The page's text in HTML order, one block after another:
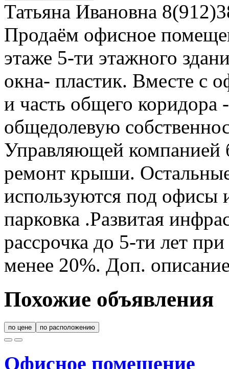
Татьяна Ивановна
Продаём офисное
этаже 5-ти этажного
окна- пластик. Вместе с
и часть общего
общедолевую
Управляющей компанией
ремонт крыши.
используются под офисы
парковка .Развитая
рассрочка до 5-ти лет
менее 20%. Доп.
Похожие объявления
по цене по расположению
Офисное помещение